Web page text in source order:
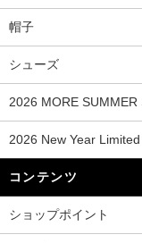
帽子
シューズ
2026 MORE SUMMER
2026 New Year
コンテンツ
ショップポイント